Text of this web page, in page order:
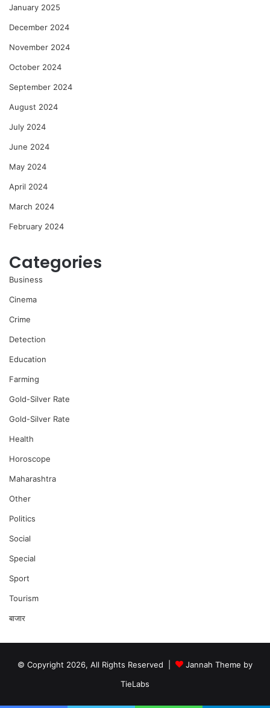
January 2025
December 2024
November 2024
October 2024
September 2024
August 2024
July 2024
June 2024
May 2024
April 2024
March 2024
February 2024
Categories
Business
Cinema
Crime
Detection
Education
Farming
Gold-Silver Rate
Gold-Silver Rate
Health
Horoscope
Maharashtra
Other
Politics
Social
Special
Sport
Tourism
बाजार
© Copyright 2026, All Rights Reserved |
Jannah Theme by
TieLabs